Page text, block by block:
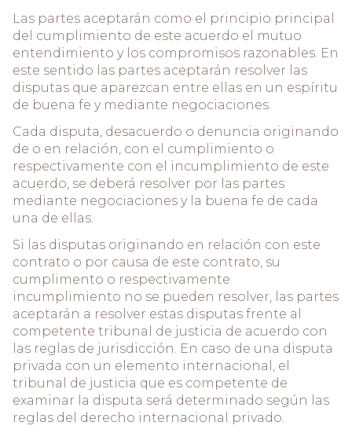
Las partes aceptarán como el principio principal
del cumplimiento de este acuerdo el mutuo
entendimiento y los compromisos razonables. En
este sentido las partes aceptarán resolver las
disputas que aparezcan entre ellas en un espíritu
de buena fe y mediante negociaciones.
Cada disputa, desacuerdo o denuncia originando
de o en relación, con el cumplimiento o
respectivamente con el incumplimiento de este
acuerdo, se deberá resolver por las partes
mediante negociaciones y la buena fe de cada
una de ellas.
Si las disputas originando en relación con este
contrato o por causa de este contrato, su
cumplimento o respectivamente
incumplimiento no se pueden resolver, las partes
aceptarán a resolver estas disputas frente al
competente tribunal de justicia de acuerdo con
las reglas de jurisdicción. En caso de una disputa
privada con un elemento internacional, el
tribunal de justicia que es competente de
examinar la disputa será determinado según las
reglas del derecho internacional privado.